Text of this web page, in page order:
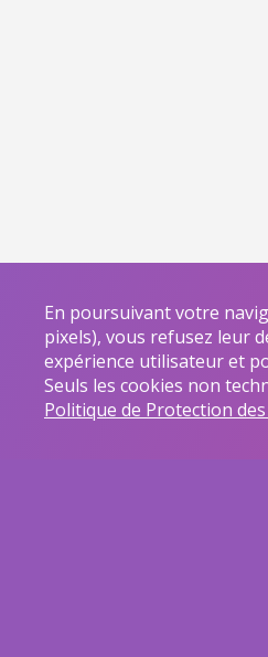
En poursuivant votre
pixels), vous refusez leur
expérience utilisateur et
Seuls les cookies non
Politique de Protection